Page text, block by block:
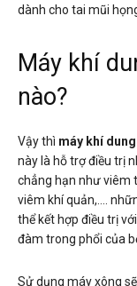
dành cho tai mũi
Máy khí
nào?
Vậy thì máy khí dung
này là hỗ trợ điều trị
chẳng hạn như viêm
viêm khí quản,….
thể kết hợp điều trị
đàm trong phổi của
Sử dụng máy xông